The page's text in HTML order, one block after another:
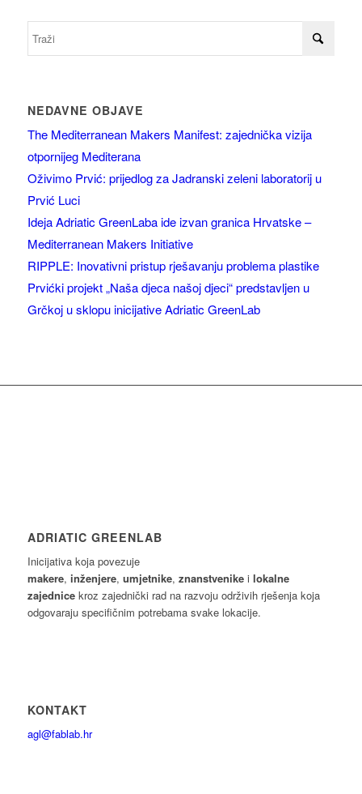
NEDAVNE OBJAVE
The Mediterranean Makers Manifest: zajednička vizija
otpornijeg Mediterana
Oživimo Prvić: prijedlog za Jadranski zeleni laboratorij u
Prvić Luci
Ideja Adriatic GreenLaba ide izvan granica Hrvatske –
Mediterranean Makers Initiative
RIPPLE: Inovativni pristup rješavanju problema plastike
Prvićki projekt „Naša djeca našoj djeci“ predstavljen u
Grčkoj u sklopu inicijative Adriatic GreenLab
ADRIATIC GREENLAB
Inicijativa koja povezuje
makere, inženjere, umjetnike, znanstvenikei lokalne
zajednicekroz zajednički rad na razvoju održivih rješenja koja
odgovaraju specifičnim potrebama svake lokacije.
KONTAKT
agl@fablab.hr